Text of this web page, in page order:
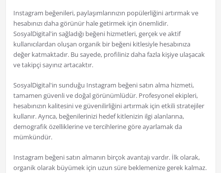
Instagram beğenileri, paylaşımlarınızın popülerliğini artırmak ve
hesabınızı daha görünür hale getirmek için önemlidir.
SosyalDigital'in sağladığı beğeni hizmetleri, gerçek ve aktif
kullanıcılardan oluşan organik bir beğeni kitlesiyle hesabınıza
değer katmaktadır. Bu sayede, profiliniz daha fazla kişiye ulaşacak
ve takipçi sayınız artacaktır.
SosyalDigital'in sunduğu Instagram beğeni satın alma hizmeti,
tamamen güvenli ve doğal görünümlüdür. Profesyonel ekipleri,
hesabınızın kalitesini ve güvenilirliğini artırmak için etkili stratejiler
kullanır. Ayrıca, beğenilerinizi hedef kitlenizin ilgi alanlarına,
demografik özelliklerine ve tercihlerine göre ayarlamak da
mümkündür.
Instagram beğeni satın almanın birçok avantajı vardır. İlk olarak,
organik olarak büyümek için uzun süre beklemenize gerek kalmaz.